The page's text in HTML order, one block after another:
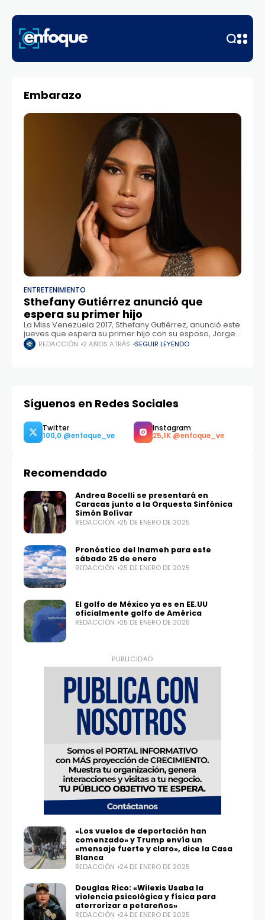
Embarazo
ENTRETENIMIENTO
Sthefany Gutiérrez anunció que
espera su primer hijo
La Miss Venezuela 2017, Sthefany Gutiérrez, anunció este
jueves que espera su primer hijo con su esposo, Jorge
Silva Cardona, presidente de Deportivo Táchira. La
también modelo venezolana reveló fotos
REDACCIÓN 2 AÑOS ATRÁS SEGUIR LEYENDO
Síguenos en Redes Sociales
Twitter
Recomendado
Andrea Bocelli se presentará en
Caracas junto a la Orquesta Sinfónica
Simón Bolívar
REDACCIÓN 25 DE ENERO DE 2025
Pronóstico del Inameh para este
sábado 25 de enero
REDACCIÓN 25 DE ENERO DE 2025
El golfo de México ya es en EE.UU
oficialmente golfo de América
REDACCIÓN 25 DE ENERO DE 2025
PUBLICIDAD
«Los vuelos de deportación han
comenzado» y Trump envía un
«mensaje fuerte y claro», dice la Casa
Blanca
REDACCIÓN 24 DE ENERO DE 2025
Douglas Rico: «Wilexis Usaba la
violencia psicológica y física para
aterrorizar a petareños»
REDACCIÓN 24 DE ENERO DE 2025